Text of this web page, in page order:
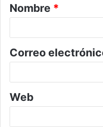
r
o
*
Nombre *
Correo
Web